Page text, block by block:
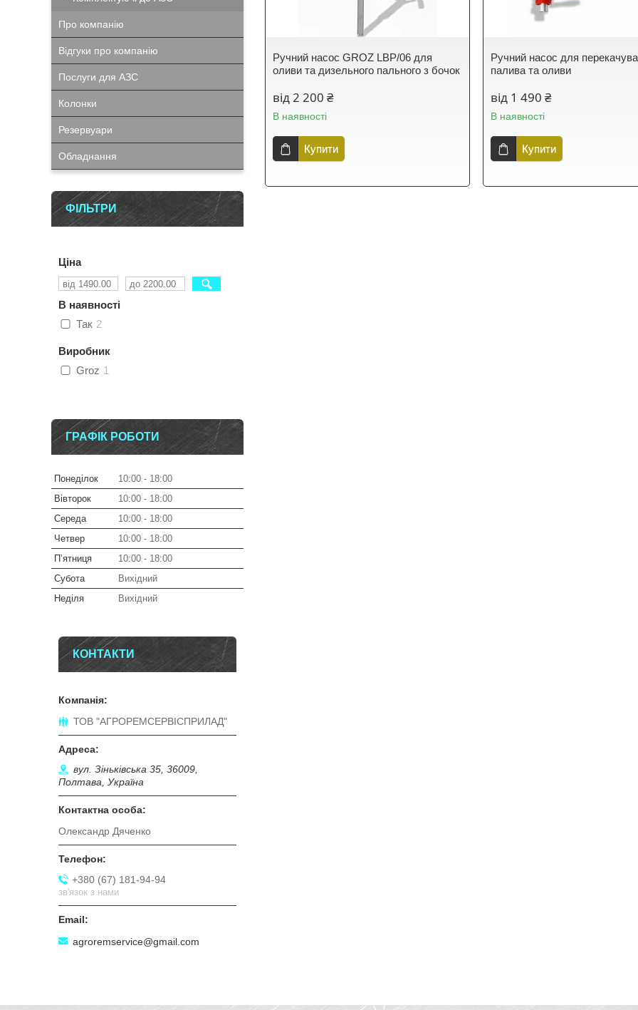
Ручний насос GROZ LBP/06 для
оливи та дизельного пального з бочок
від 2 200 ₴
В наявності
Купити
Ручний насос для
палива та оливи
від 1 490 ₴
В наявності
Купити
Про компанію
Відгуки про компанію
Послуги для АЗС
Колонки
Резервуари
Обладнання
ФІЛЬТРИ
Ціна
В наявності
Так 2
Виробник
Groz 1
ГРАФІК РОБОТИ
Понеділок 10:00
18:00
Вівторок
10:00
18:00
Середа
10:00
18:00
Четвер
10:00
18:00
Пʼятниця
10:00
18:00
Субота
Вихідний
Неділя
Вихідний
КОНТАКТИ
ТОВ "АГРОРЕМСЕРВІСПРИЛАД"
вул. Зіньківська 35, 36009,
Полтава, Україна
Олександр Дяченко
+380 (67) 181-94-94
зв'язок з нами
agroremservice@gmail.com